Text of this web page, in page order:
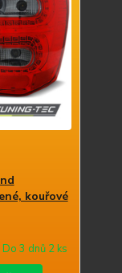
kouřové
Do 3 dnů 2 ks